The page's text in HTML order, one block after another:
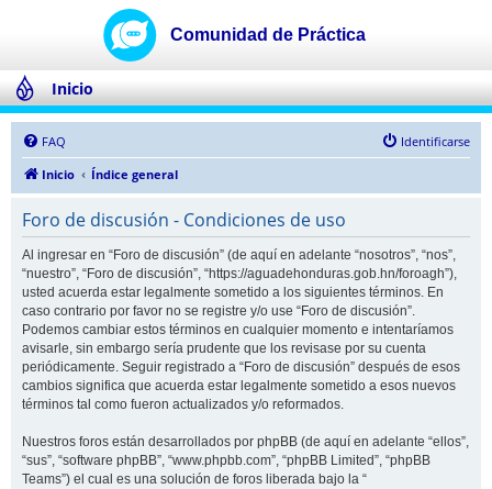
Inicio
FAQ
Identificarse
Inicio
Índice general
Foro de discusión - Condiciones de uso
Al ingresar en “Foro de discusión” (de aquí en adelante “nosotros”, “nos”,
“nuestro”, “Foro de discusión”, “https://aguadehonduras.gob.hn/foroagh”),
usted acuerda estar legalmente sometido a los siguientes términos. En
caso contrario por favor no se registre y/o use “Foro de discusión”.
Podemos cambiar estos términos en cualquier momento e intentaríamos
avisarle, sin embargo sería prudente que los revisase por su cuenta
periódicamente. Seguir registrado a “Foro de discusión” después de esos
cambios significa que acuerda estar legalmente sometido a esos nuevos
términos tal como fueron actualizados y/o reformados.
Nuestros foros están desarrollados por phpBB (de aquí en adelante “ellos”,
“sus”, “software phpBB”, “www.phpbb.com”, “phpBB Limited”, “phpBB
Teams”) el cual es una solución de foros liberada bajo la “